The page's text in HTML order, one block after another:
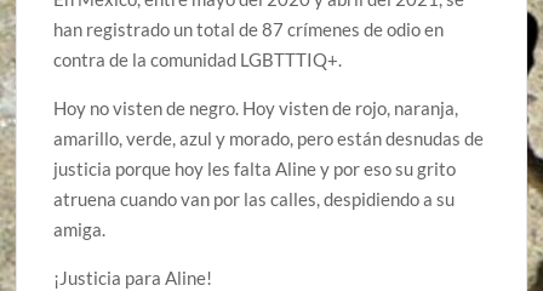
han registrado un total de 87 crímenes de odio en
contra de la comunidad LGBTTTIQ+.
Hoy no visten de negro. Hoy visten de rojo, naranja,
amarillo, verde, azul y morado, pero están desnudas de
justicia porque hoy les falta Aline y por eso su grito
atruena cuando van por las calles, despidiendo a su
amiga.
¡Justicia para Aline!